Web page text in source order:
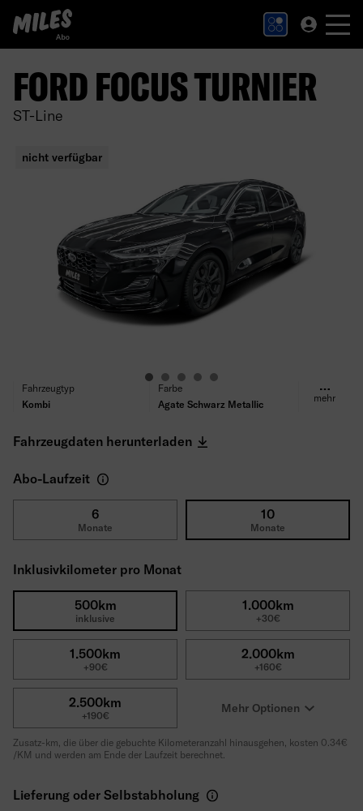
MILES Abo Logo. Zur Startseite.
FORD FOCUS TURNIER
ST-Line
nicht verfügbar
Fahrzeugtyp
Kombi
Farbe
Agate Schwarz Metallic
Benzin
Automatik
Antrieb
Sitze/Türen
Leistung
114 kW (155 PS)
1.0 l EcoBoost Hybrid
Verbrauch (WLTP)
CO₂ Emissionen (WLTP)
Reifen
Selbstbeteiligung
Bruttolistenpreis
26.851€
mehr
Fahrzeugdaten herunterladen
Abo-Laufzeit
6
Monate
10
Monate
Inklusivkilometer pro Monat
500km
inklusive
1.000km
+30€
1.500km
+90€
2.000km
+160€
2.500km
+190€ Mehr Optionen
Zusatz-km, die über die gebuchte Kilometeranzahl hinausgehen, kosten 0.34€
/KM und werden am Ende der Laufzeit berechnet.
Lieferung oder Selbstabholung